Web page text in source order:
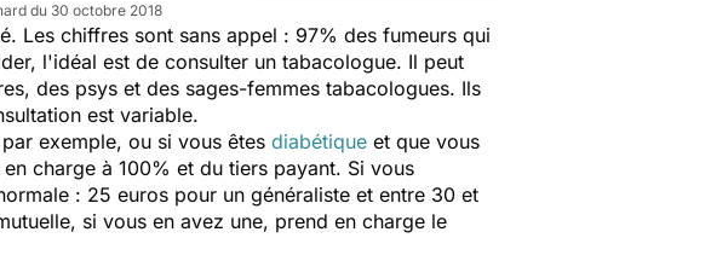
du 30 octobre 2018
Les chiffres sont sans appel : 97% des fumeurs qui
l'idéal est de consulter un tabacologue. Il peut
des psys et des sages-femmes tabacologues. Ils
est variable.
exemple, ou si vous êtes diabétique et que vous
charge à 100% et du tiers payant. Si vous
: 25 euros pour un généraliste et entre 30 et
si vous en avez une, prend en charge le